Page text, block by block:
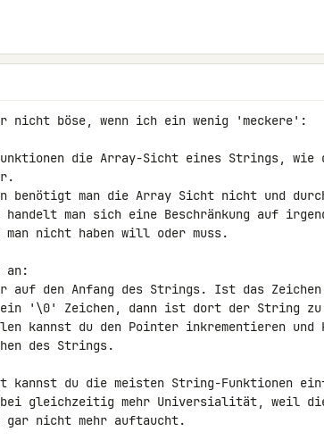
böse, wenn ich ein wenig 'meckere':
die Array-Sicht eines Strings, wie
benötigt man die Array Sicht nicht und
man sich eine Beschränkung auf
nicht haben will oder muss.
an:
auf den Anfang des Strings. Ist das
'\0' Zeichen, dann ist dort der String zu
kannst du den Pointer inkrementieren und
des Strings.
kannst du die meisten String-Funktionen
bei gleichzeitig mehr Universialität, weil
nicht mehr auftaucht.